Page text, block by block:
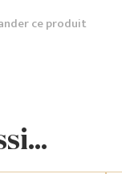
ce produit